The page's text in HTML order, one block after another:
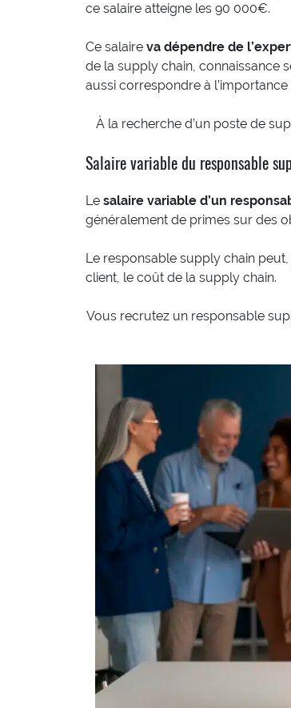
ce salaire atteigne les 90 000€.
Ce salaire va dépendre de
de la supply chain, connaissance
aussi correspondre à l’importance
À la recherche d’un poste de
Salaire variable du responsable
Le salaire variable d’un
généralement de primes sur des
Le responsable supply chain
client, le coût de la supply chain.
Vous recrutez un responsable